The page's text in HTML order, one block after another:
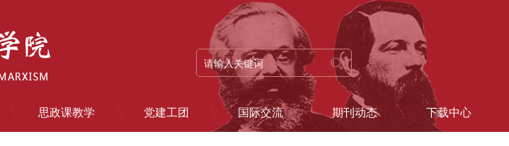
思政课教学 党建工团 国际交流 期刊动态 下载中心